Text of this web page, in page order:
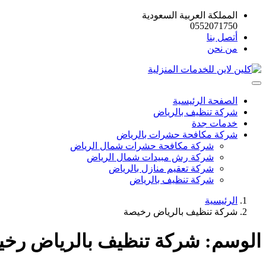
المملكة العربية السعودية
0552071750
أتصل بنا
من نحن
الصفحة الرئيسية
شركة تنظيف بالرياض
خدمات جدة
شركة مكافحة حشرات بالرياض
شركة مكافحة حشرات شمال الرياض
شركة رش مبيدات شمال الرياض
شركة تعقيم منازل بالرياض
شركة تنظيف بالرياض
الرئيسية
شركة تنظيف بالرياض رخيصة
الوسم: شركة تنظيف بالرياض